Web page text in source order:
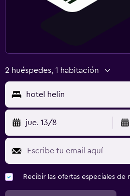
2 huéspedes, 1 habitación
hotel helin
jue. 13/8
Recibir las ofertas especiales de